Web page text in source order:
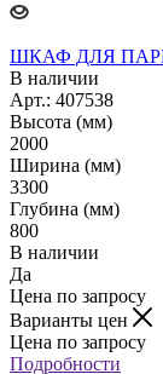
ШКАФ ДЛЯ
В наличии
Арт.: 407538
Высота (мм)
2000
Ширина (мм)
3300
Глубина (мм)
800
В наличии
Да
Цена по запросу
Варианты цен
Цена по запросу
Подробности